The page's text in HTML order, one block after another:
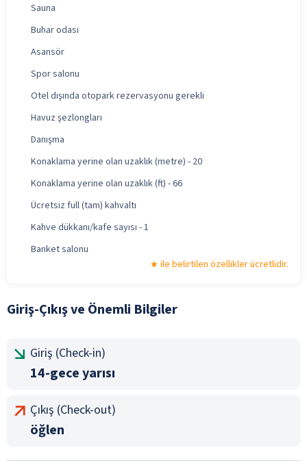
Sauna
Buhar odası
Asansör
Spor salonu
Otel dışında otopark rezervasyonu gerekli
Havuz şezlongları
Danışma
Konaklama yerine olan uzaklık (metre) - 20
Konaklama yerine olan uzaklık (ft) - 66
Ücretsiz full (tam) kahvaltı
Kahve dükkanı/kafe sayısı - 1
Banket salonu
ile belirtilen özellikler ücretlidir.
Giriş-Çıkış ve Önemli Bilgiler
Giriş (Check-in)
14-gece yarısı
Çıkış (Check-out)
öğlen